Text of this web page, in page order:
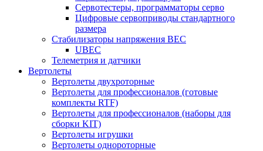
Сервотестеры, программаторы серво
Цифровые сервоприводы стандартного
размера
Стабилизаторы напряжения BEC
UBEC
Телеметрия и датчики
Вертолеты
Вертолеты двухроторные
Вертолеты для профессионалов (готовые
комплекты RTF)
Вертолеты для профессионалов (наборы для
сборки KIT)
Вертолеты игрушки
Вертолеты однороторные